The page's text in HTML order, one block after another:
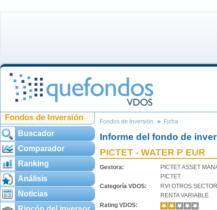
Fondos de Inversión
Buscador
Comparador
Ranking
Análisis
Noticias
Fondos de Inversión Ficha
Informe del fondo de
PICTET - WATER P EUR
Gestora:
PICTET ASSET
PICTET
Categoría VDOS:
RVI OTROS
RENTA VARIABLE
Rating VDOS: